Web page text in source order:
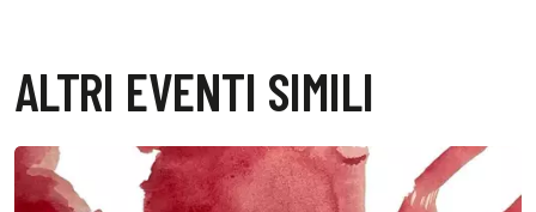
ALTRI EVENTI SIMILI